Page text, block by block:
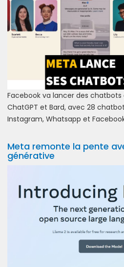
Facebook va lancer des
ChatGPT et Bard, avec 28
Instagram, Whatsapp et
Meta remonte la pente
générative